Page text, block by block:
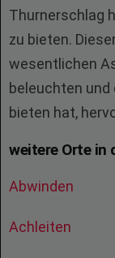
Thurnerschlag
zu bieten.
wesentlichen
beleuchten und
bieten hat,
weitere Orte in
Abwinden
Achleiten